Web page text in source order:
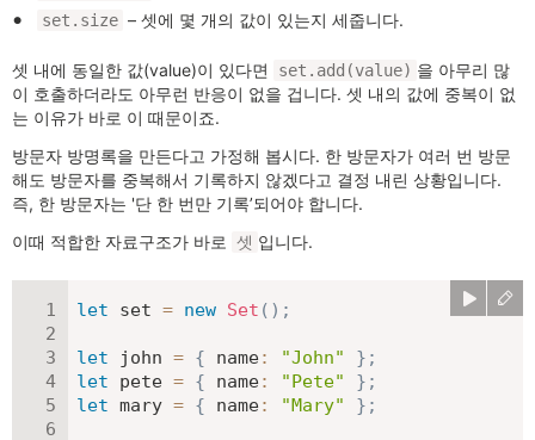
set.size – 셋에 몇 개의 값이 있는지 세줍니다.
셋 내에 동일한 값(value)이 있다면 set.add(value) 을 아무리 많
이 호출하더라도 아무런 반응이 없을 겁니다. 셋 내의 값에 중복이 없
는 이유가 바로 이 때문이죠.
방문자 방명록을 만든다고 가정해 봅시다. 한 방문자가 여러 번 방문
해도 방문자를 중복해서 기록하지 않겠다고 결정 내린 상황입니다.
즉, 한 방문자는 '단 한 번만 기록’되어야 합니다.
이때 적합한 자료구조가 바로
셋 입니다.
let set = new Set ( ) ;
let john = { name: "John" } ;
let pete = { name: "Pete" } ;
let mary = { name: "Mary" } ;